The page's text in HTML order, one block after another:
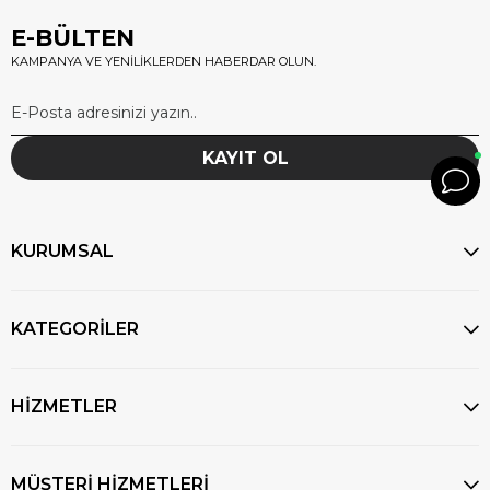
E-BÜLTEN
KAMPANYA VE YENİLİKLERDEN HABERDAR OLUN.
KAYIT OL
KURUMSAL
KATEGORİLER
HİZMETLER
MÜŞTERİ HİZMETLERİ